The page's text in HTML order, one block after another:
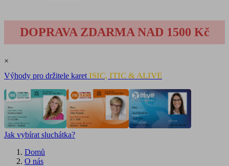
DOPRAVA ZDARMA NAD 1500 Kč
×
Výhody pro držitele karet ISIC, ITIC & ALIVE
Jak vybírat sluchátka?
Domů
O nás